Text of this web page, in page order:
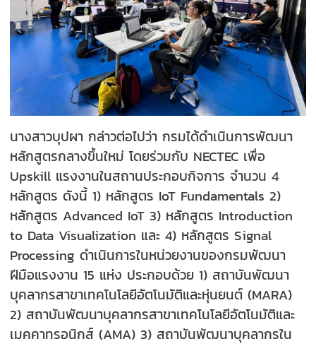
นางสาวบุปผา กล่าวต่อไปว่า กรมได้ดำเนินการพัฒนา
หลักสูตรกลางขึ้นใหม่ โดยร่วมกับ NECTEC เพื่อ
Upskill แรงงานในสถานประกอบกิจการ จำนวน 4
หลักสูตร ดังนี้ 1) หลักสูตร IoT Fundamentals 2)
หลักสูตร Advanced IoT 3) หลักสูตร Introduction
to Data Visualization และ 4) หลักสูตร Signal
Processing ดำเนินการในหน่วยงานของกรมพัฒนา
ฝีมือแรงงาน 15 แห่ง ประกอบด้วย 1) สถาบันพัฒนา
บุคลากรสาขาเทคโนโลยีอัตโนมัติและหุ่นยนต์ (MARA)
2) สถาบันพัฒนาบุคลากรสาขาเทคโนโลยีอัตโนมัติและ
เมคคาทรอนิกส์ (AMA) 3) สถาบันพัฒนาบุคลากรใน